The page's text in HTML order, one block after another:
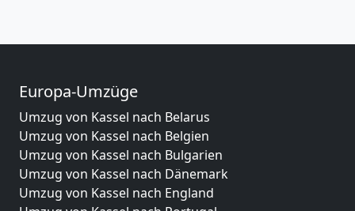
Europa-Umzüge
Umzug von Kassel nach Belarus
Umzug von Kassel nach Belgien
Umzug von Kassel nach Bulgarien
Umzug von Kassel nach Dänemark
Umzug von Kassel nach England